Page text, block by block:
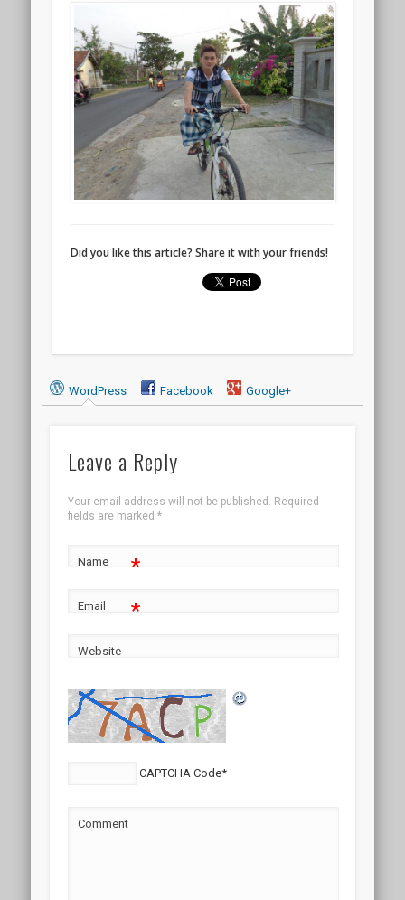
Did you like this article? Share it with your friends!
WordPress Facebook Google+
Leave a Reply
Your email address will not be published.
Required
fields are marked *
Name *
Email *
Website
CAPTCHA Code*
Comment